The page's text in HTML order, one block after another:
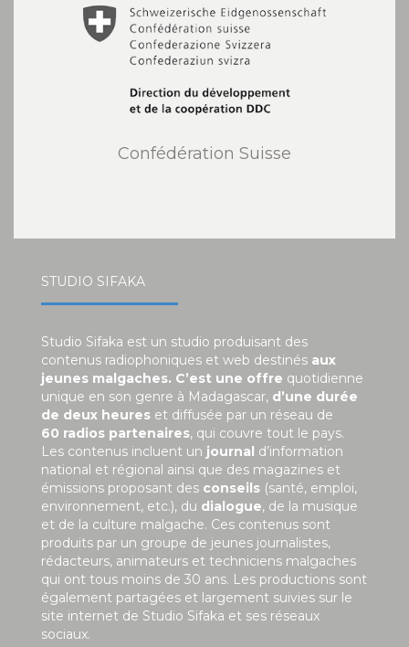
Confédération Suisse
STUDIO SIFAKA
Studio Sifaka est un studio produisant des
contenus radiophoniques et web destinés aux
jeunes malgaches. C’est une offre quotidienne
unique en son genre à Madagascar, d’une durée
de deux heures et diffusée par un réseau de
60 radios partenaires, qui couvre tout le pays.
Les contenus incluent un journal d’information
national et régional ainsi que des magazines et
émissions proposant des conseils (santé, emploi,
environnement, etc.), du dialogue, de la musique
et de la culture malgache. Ces contenus sont
produits par un groupe de jeunes journalistes,
rédacteurs, animateurs et techniciens malgaches
qui ont tous moins de 30 ans. Les productions sont
également partagées et largement suivies sur le
site internet de Studio Sifaka et ses réseaux
sociaux.